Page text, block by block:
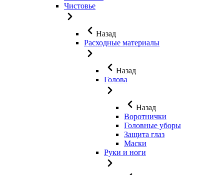
Чистовье
Назад
Расходные материалы
Назад
Голова
Назад
Воротнички
Головные уборы
Защита глаз
Маски
Руки и ноги